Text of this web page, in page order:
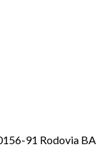
91 Rodovia BA